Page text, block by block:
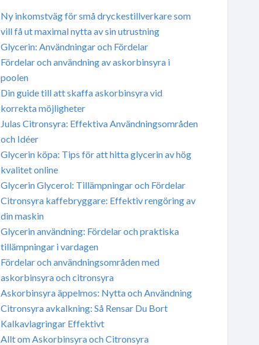
Ny inkomstväg för små dryckestillverkare som
vill få ut maximal nytta av sin utrustning
Glycerin: Användningar och Fördelar
Fördelar och användning av askorbinsyra i
poolen
Din guide till att skaffa askorbinsyra vid
korrekta möjligheter
Julas Citronsyra: Effektiva Användningsområden
och Idéer
Glycerin köpa: Tips för att hitta glycerin av hög
kvalitet online
Glycerin Glycerol: Tillämpningar och Fördelar
Citronsyra kaffebryggare: Effektiv rengöring av
din maskin
Glycerin användning: Fördelar och praktiska
tillämpningar i vardagen
Fördelar och användningsområden med
askorbinsyra och citronsyra
Askorbinsyra äppelmos: Nytta och Användning
Citronsyra avkalkning: Så Rensar Du Bort
Kalkavlagringar Effektivt
Allt om Askorbinsyra och Citronsyra